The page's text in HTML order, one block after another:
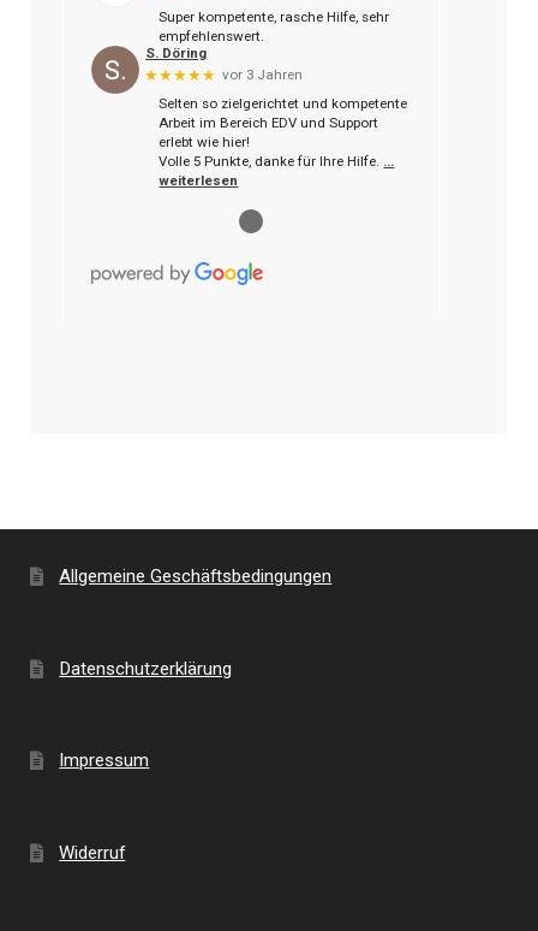
Super kompetente, rasche Hilfe, sehr
empfehlenswert.
S. Döring
★★★★★ vor 3 Jahren
Selten so zielgerichtet und kompetente
Arbeit im Bereich EDV und Support
erlebt wie hier!
Volle 5 Punkte, danke für Ihre Hilfe. …
weiterlesen
●
Allgemeine Geschäftsbedingungen
Datenschutzerklärung
Impressum
Widerruf